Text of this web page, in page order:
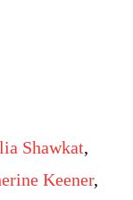
Shawkat,
Keener,